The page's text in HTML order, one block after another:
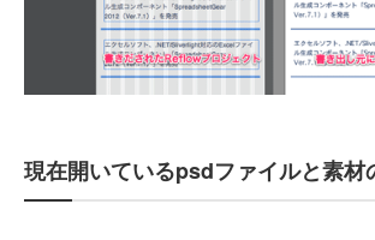
現在開いているpsdファイルと素材